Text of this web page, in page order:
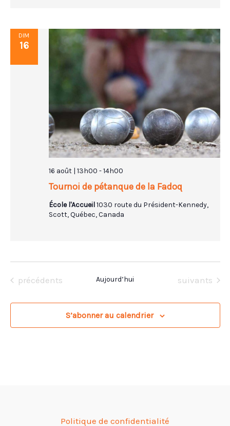
DIM
16
Tournoi de pétanque de la Fadoq
16 août | 13h00 -14h00
École l'Accueil1030 route du Président-Kennedy,
Scott, Québec, Canada
Évènements
précédents Aujourd’hui Évènements
suivants
S’abonner au calendrier
Politique de confidentialité